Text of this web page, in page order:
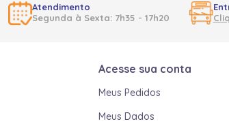
Atendimento
Segunda à Sexta: 7h35 - 17h20
Acesse sua conta
Meus Pedidos
Meus Dados